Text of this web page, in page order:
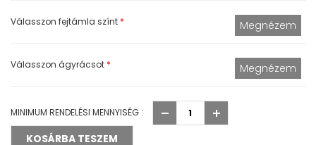
Válasszon fejtámla színt *
Válasszon ágyrácsot *
MINIMUM RENDELÉSI MENNYISÉG :